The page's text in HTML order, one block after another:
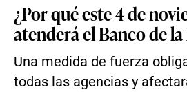
¿Por qué este 4 de
atenderá el Banco de
Una medida de fuerza
todas las agencias y